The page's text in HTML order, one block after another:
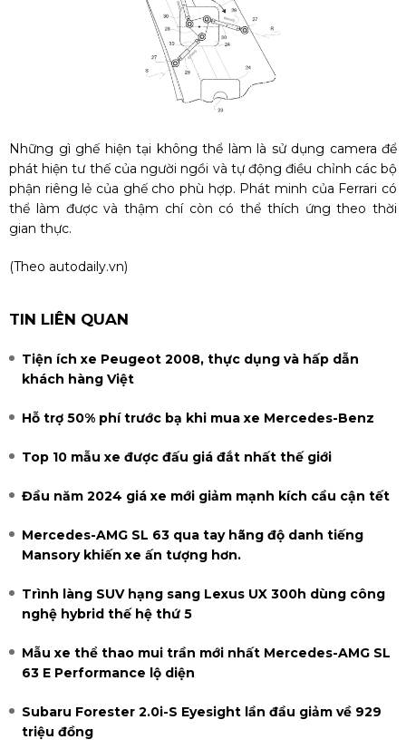
Những gì ghế hiện tại không thể làm là sử dụng camera để
phát hiện tư thế của người ngồi và tự động điều chỉnh các bộ
phận riêng lẻ của ghế cho phù hợp. Phát minh của Ferrari có
thể làm được và thậm chí còn có thể thích ứng theo thời
gian thực.
(Theo autodaily.vn)
TIN LIÊN QUAN
Tiện ích xe Peugeot 2008, thực dụng và hấp dẫn
khách hàng Việt
Hỗ trợ 50% phí trước bạ khi mua xe Mercedes-Benz
Top 10 mẫu xe được đấu giá đắt nhất thế giới
Đầu năm 2024 giá xe mới giảm mạnh kích cầu cận tết
Mercedes-AMG SL 63 qua tay hãng độ danh tiếng
Mansory khiến xe ấn tượng hơn.
Trình làng SUV hạng sang Lexus UX 300h dùng công
nghệ hybrid thế hệ thứ 5
Mẫu xe thể thao mui trần mới nhất Mercedes-AMG SL
63 E Performance lộ diện
Subaru Forester 2.0i-S Eyesight lần đầu giảm về 929
triệu đồng